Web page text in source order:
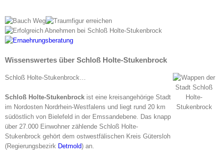
Wissenswertes über Schloß Holte-Stukenbrock
Schloß Holte-Stukenbrock…
Schloß Holte-Stukenbrock ist eine kreisangehörige Stadt
im Nordosten Nordrhein-Westfalens und liegt rund 20 km
südöstlich von Bielefeld in der Emssandebene. Das knapp
über 27.000 Einwohner zählende Schloß Holte-
Stukenbrock gehört dem ostwestfälischen Kreis Gütersloh
(Regierungsbezirk Detmold) an.